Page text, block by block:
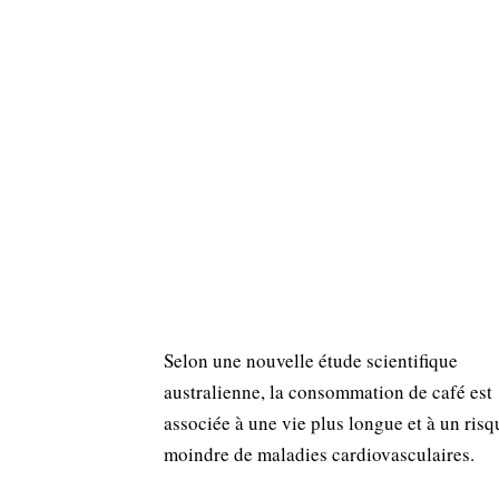
Selon une nouvelle étude scientifique
australienne, la consommation de café est
associée à une vie plus longue et à un
moindre de maladies cardiovasculaires.